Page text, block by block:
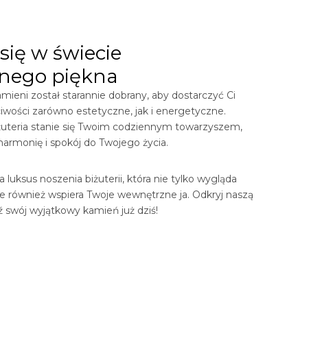
w świecie
piękna
został starannie dobrany, aby dostarczyć Ci
zarówno estetyczne, jak i energetyczne.
stanie się Twoim codziennym towarzyszem,
i spokój do Twojego życia.
luksus noszenia biżuterii, która nie tylko wygląda
również wspiera Twoje wewnętrzne ja. Odkryj naszą
swój wyjątkowy kamień już dziś!